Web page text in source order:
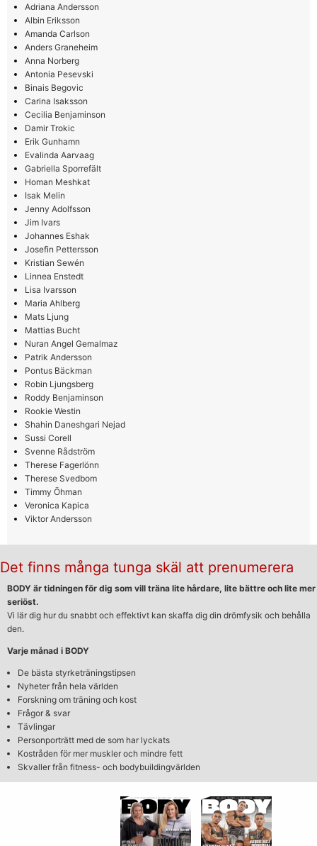
Adriana Andersson
Albin Eriksson
Amanda Carlson
Anders Graneheim
Anna Norberg
Antonia Pesevski
Binais Begovic
Carina Isaksson
Cecilia Benjaminson
Damir Trokic
Erik Gunhamn
Evalinda Aarvaag
Gabriella Sporrefält
Homan Meshkat
Isak Melin
Jenny Adolfsson
Jim Ivars
Johannes Eshak
Josefin Pettersson
Kristian Sewén
Linnea Enstedt
Lisa Ivarsson
Maria Ahlberg
Mats Ljung
Mattias Bucht
Nuran Angel Gemalmaz
Patrik Andersson
Pontus Bäckman
Robin Ljungsberg
Roddy Benjaminson
Rookie Westin
Shahin Daneshgari Nejad
Sussi Corell
Svenne Rådström
Therese Fagerlönn
Therese Svedbom
Timmy Öhman
Veronica Kapica
Viktor Andersson
Det finns många tunga skäl att prenumerera
BODY är tidningen för dig som vill träna lite hårdare, lite bättre och lite mer
seriöst.
Vi lär dig hur du snabbt och effektivt kan skaffa dig din drömfysik och behålla
den.
Varje månad i BODY
De bästa styrketräningstipsen
Nyheter från hela världen
Forskning om träning och kost
Frågor & svar
Tävlingar
Personporträtt med de som har lyckats
Kostråden för mer muskler och mindre fett
Skvaller från fitness- och bodybuildingvärlden